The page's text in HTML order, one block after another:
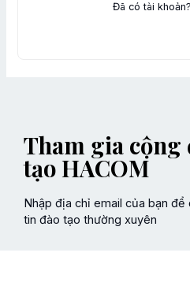
Đã có tài khoản?
Tham gia
tạo HACOM
Nhập địa chỉ email của bạn
tin đào tạo thường xuyên